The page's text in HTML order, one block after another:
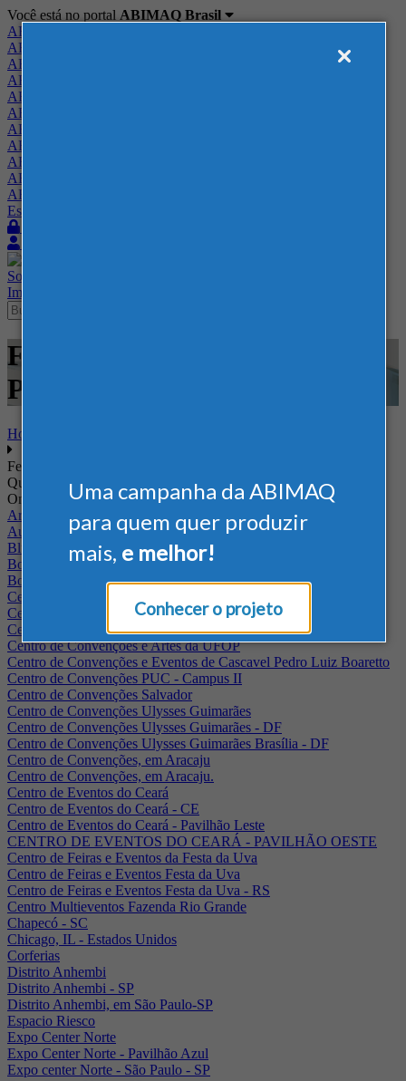
Uma campanha da ABIMAQ
para quem quer produzir
mais, e melhor!
Conhecer o projeto
Você está no portal ABIMAQ Brasil
ABIMAQ Brasil
ABIMAQ Minas Gerais
ABIMAQ Norte-Nordeste
ABIMAQ Paraná
ABIMAQ Piracicaba
ABIMAQ Ribeirão Preto
ABIMAQ Rio de Janeiro
ABIMAQ Rio Grande do Sul
ABIMAQ Santa Catarina
ABIMAQ São Paulo
ABIMAQ Vale do Paraíba
Escritório de Relações Governamentais
Sobre
Imprensa
Feiras - NAMPO Park - -
Plástico
Home
Feiras
Quando
Onde
Arena Jaguariuna
Auditório Albano Franco - FIEPA
Blumenau - SC
BolognaFiere
Boulevard Olimpico - RJ
Centro Internacional de Convenções do Brasil, em Brasília
Centro de Convenções - SE
Centro de Convenções de Pernambuco - PE
Centro de Convenções e Artes da UFOP
Centro de Convenções e Eventos de Cascavel Pedro Luiz Boaretto
Centro de Convenções PUC - Campus II
Centro de Convenções Salvador
Centro de Convenções Ulysses Guimarães
Centro de Convenções Ulysses Guimarães - DF
Centro de Convenções Ulysses Guimarães Brasília - DF
Centro de Convenções, em Aracaju
Centro de Convenções, em Aracaju.
Centro de Eventos do Ceará
Centro de Eventos do Ceará - CE
Centro de Eventos do Ceará - Pavilhão Leste
CENTRO DE EVENTOS DO CEARÁ - PAVILHÃO OESTE
Centro de Feiras e Eventos da Festa da Uva
Centro de Feiras e Eventos Festa da Uva
Centro de Feiras e Eventos Festa da Uva - RS
Centro Multieventos Fazenda Rio Grande
Chapecó - SC
Chicago, IL - Estados Unidos
Corferias
Distrito Anhembi
Distrito Anhembi - SP
Distrito Anhembi, em São Paulo-SP
Espacio Riesco
Expo Center Norte
Expo Center Norte - Pavilhão Azul
Expo center Norte - São Paulo - SP